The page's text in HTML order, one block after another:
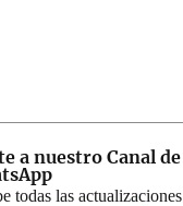
a nuestro Canal de
todas las actualizaciones